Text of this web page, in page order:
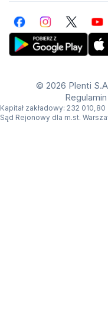
FacebookInstagramTwitter
© 2026 Plenti
Regulamin
Kapitał zakładowy: 232
Sąd Rejonowy dla m.st.